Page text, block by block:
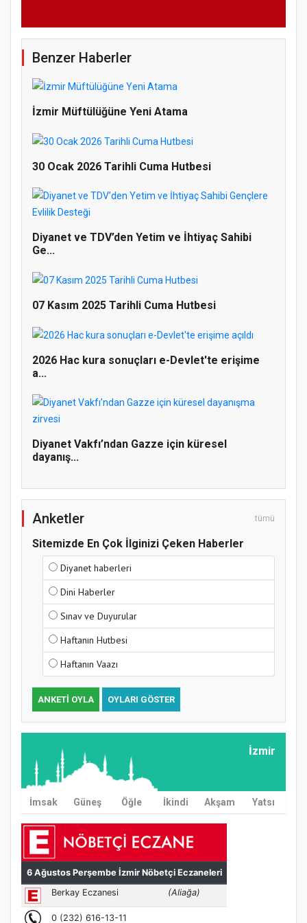
Doğanyol'da Temel Dini Bilgiler Sınavı
Gerçekleştirildi
MÜFTÜ ABULSELAM ÖZDERE’YE ZİYARET
Benzer Haberler
İzmir Müftülüğüne Yeni Atama
30 Ocak 2026 Tarihli Cuma Hutbesi
Diyanet ve TDV’den Yetim ve İhtiyaç Sahibi
Ge...
07 Kasım 2025 Tarihli Cuma Hutbesi
2026 Hac kura sonuçları e-Devlet'te erişime
a...
Diyanet Vakfı’ndan Gazze için küresel
dayanış...
Anketler tümü
Sitemizde En Çok İlginizi Çeken Haberler
Diyanet haberleri
Dini Haberler
Sınav ve Duyurular
Haftanın Hutbesi
Haftanın Vaazı
ANKETI OYLA OYLARI GÖSTER
İzmir
İmsak Güneş Öğle İkindi Akşam Yatsı